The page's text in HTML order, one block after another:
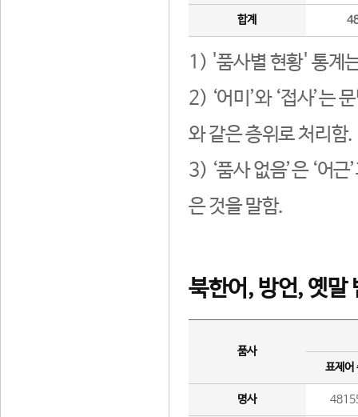
합계
1) '품사별 현황' 통계
2) ‘어미’와 ‘접사’는
와 같은 층위로 처리함.
3) ‘품사 없음’은 ‘어
은 것을 말함.
북한어, 방언, 옛말
품사
표제어
명사